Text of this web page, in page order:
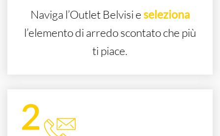
Naviga l’Outlet Belvisi eseleziona
l’elemento di arredo scontato che più
ti piace.